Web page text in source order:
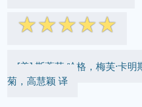
☆☆☆☆☆
[美] 斯蒂芬·哈格，梅芙·卡
菊，高慧颖 译